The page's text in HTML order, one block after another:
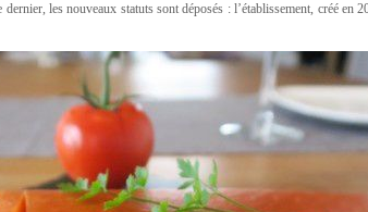
les nouveaux statuts sont déposés : l’établissement, créé en